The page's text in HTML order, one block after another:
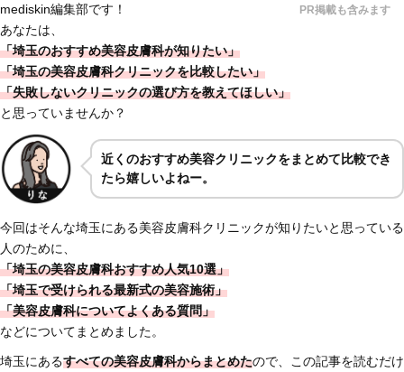
PR掲載も含みます
mediskin編集部です！
あなたは、
「埼玉のおすすめ美容皮膚科が知りたい」
「埼玉の美容皮膚科クリニックを比較したい」
「失敗しないクリニックの選び方を教えてほしい」
と思っていませんか？
近くのおすすめ美容クリニックをまとめて比較でき
たら嬉しいよねー。
今回はそんな埼玉にある美容皮膚科クリニックが知りたいと思っている
人のために、
「埼玉の美容皮膚科おすすめ人気10選」
「埼玉で受けられる最新式の美容施術」
「美容皮膚科についてよくある質問」
などについてまとめました。
埼玉にあるすべての美容皮膚科からまとめたので、この記事を読むだけ